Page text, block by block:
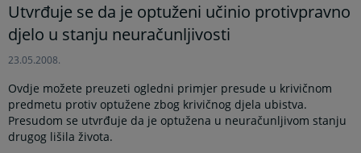
Utvrđuje se da je optuženi učinio protivpravno
djelo u stanju neuračunljivosti
23.05.2008.
Ovdje možete preuzeti ogledni primjer presude u krivičnom
predmetu protiv optužene zbog krivičnog djela ubistva.
Presudom se utvrđuje da je optužena u neuračunljivom stanju
drugog lišila života.